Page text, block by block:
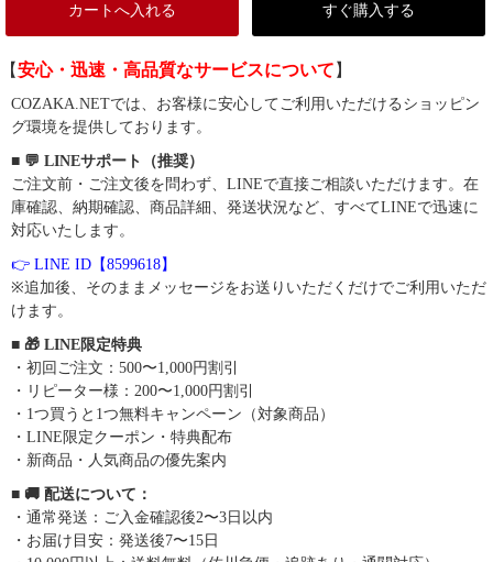
カートへ入れる すぐ購入する
【安心・迅速・高品質なサービスについて 】
COZAKA.NETでは、お客様に安心してご利用いただけるショッピン
グ環境を提供しております。
■ 💬 LINEサポート（推奨）
ご注文前・ご注文後を問わず、LINEで直接ご相談いただけます。在
庫確認、納期確認、商品詳細、発送状況など、すべてLINEで迅速に
対応いたします。
👉 LINE ID【8599618】
※追加後、そのままメッセージをお送りいただくだけでご利用いただ
けます。
■ 🎁 LINE限定特典
・初回ご注文：500〜1,000円割引
・リピーター様：200〜1,000円割引
・1つ買うと1つ無料キャンペーン（対象商品）
・LINE限定クーポン・特典配布
・新商品・人気商品の優先案内
■ 🚚 配送について：
・通常発送：ご入金確認後2〜3日以内
・お届け目安：発送後7〜15日